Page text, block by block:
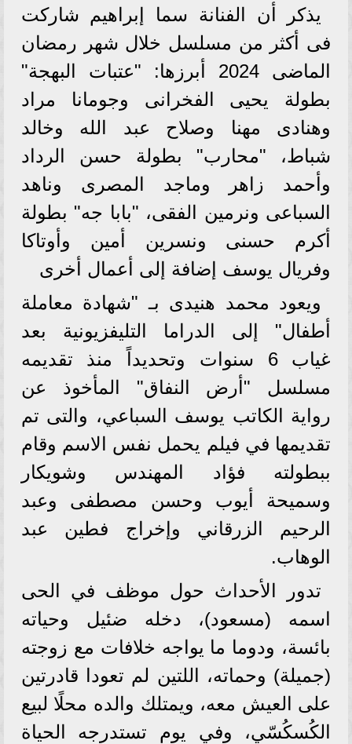
يذكر أن الفنانة سما إبراهيم شاركت
فى أكثر من مسلسل خلال شهر رمضان
الماضى 2024 أبرزها: "عتبات البهجة"
بطولة يحيى الفخرانى وجومانا مراد
وهنادى مهنا وصلاح عبد الله وخالد
شباط، "محارب" بطولة حسن الرداد
وأحمد زاهر وماجد المصرى وناهد
السباعى ونرمين الفقى، "بابا جه" بطولة
أكرم حسنى ونسرين أمين وأوتاكا
وفريال يوسف إضافة إلى أعمال أخرى
ويعود محمد هنيدى بـ "شهادة معاملة
أطفال" إلى الدراما التليفزيونية بعد
غياب 6 سنوات وتحديداً منذ تقديمه
مسلسل "أرض النفاق" المأخوذ عن
رواية الكاتب يوسف السباعي، والتى تم
تقديمها في فيلم يحمل نفس الاسم وقام
ببطولته فؤاد المهندس وشويكار
وسميحة أيوب وحسن مصطفى وعبد
الرحيم الزرقاني وإخراج فطين عبد
الوهاب.
تدور الأحداث حول موظف في الحى
اسمه (مسعود)، دخله ضئيل وحياته
بائسة، ودوما ما يواجه خلافات مع زوجته
(جميلة) وحماته، اللتين لم تعودا قادرتين
على العيش معه، ويمتلك والده محلًا لبيع
الكُسكُسّي، وفي يوم تستدرجه الحياة